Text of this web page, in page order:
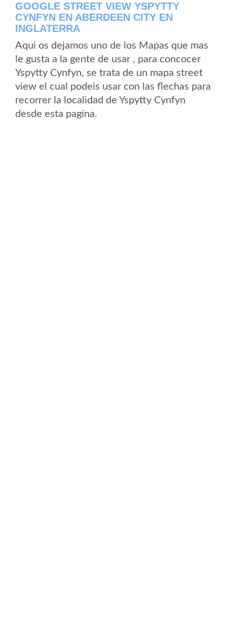
GOOGLE STREET VIEW YSPYTTY
CYNFYN EN ABERDEEN CITY EN
INGLATERRA
Aqui os dejamos uno de los Mapas que mas
le gusta a la gente de usar , para concocer
Yspytty Cynfyn, se trata de un mapa street
view el cual podeis usar con las flechas para
recorrer la localidad de Yspytty Cynfyn
desde esta pagina.